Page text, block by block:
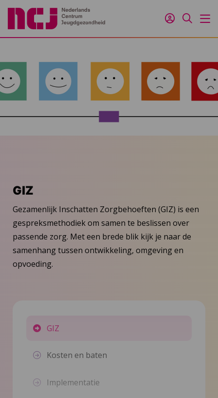
Inloggen
Zoeken
GIZ
Gezamenlijk Inschatten Zorgbehoeften (GIZ) is een
gespreksmethodiek om samen te beslissen over
passende zorg. Met een brede blik kijk je naar de
samenhang tussen ontwikkeling, omgeving en
opvoeding.
GIZ
Kosten en baten
Implementatie